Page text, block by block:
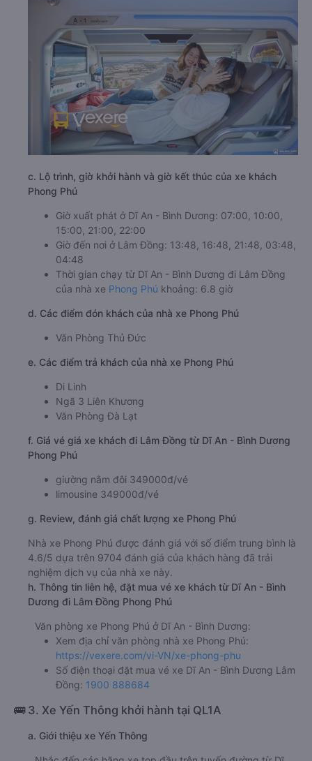
c. Lộ trình, giờ khởi hành và giờ kết thúc của xe khách
Phong Phú
Giờ xuất phát ở Dĩ An - Bình Dương: 07:00, 10:00,
15:00, 21:00, 22:00
Giờ đến nơi ở Lâm Đồng: 13:48, 16:48, 21:48, 03:48,
04:48
Thời gian chạy từ Dĩ An - Bình Dương đi Lâm Đồng
của nhà xe Phong Phú khoảng: 6.8 giờ
d. Các điểm đón khách của nhà xe Phong Phú
Văn Phòng Thủ Đức
e. Các điểm trả khách của nhà xe Phong Phú
Di Linh
Ngã 3 Liên Khương
Văn Phòng Đà Lạt
f. Giá vé giá xe khách đi Lâm Đồng từ Dĩ An - Bình Dương
Phong Phú
giường nằm đôi 349000đ/vé
limousine 349000đ/vé
g. Review, đánh giá chất lượng xe Phong Phú
Nhà xe Phong Phú được đánh giá với số điểm trung bình là
4.6/5 dựa trên 9704 đánh giá của khách hàng đã trải
nghiệm dịch vụ của nhà xe này.
h. Thông tin liên hệ, đặt mua vé xe khách từ Dĩ An - Bình
Dương đi Lâm Đồng Phong Phú
Văn phòng xe Phong Phú ở Dĩ An - Bình Dương:
Xem địa chỉ văn phòng nhà xe Phong Phú:
https://vexere.com/vi-VN/xe-phong-phu
Số điện thoại đặt mua vé xe Dĩ An - Bình Dương Lâm
Đồng: 1900 888684
🚌 3. Xe Yến Thông khởi hành tại QL1A
a. Giới thiệu xe Yến Thông